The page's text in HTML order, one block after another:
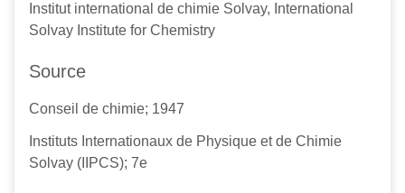
Institut international de chimie Solvay, International
Solvay Institute for Chemistry
Source
Conseil de chimie; 1947
Instituts Internationaux de Physique et de Chimie
Solvay (IIPCS); 7e